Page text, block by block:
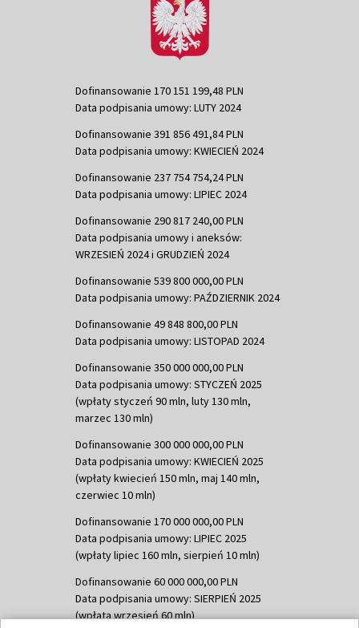
Dofinansowanie 170 151 199,48 PLN
Data podpisania umowy: LUTY 2024
Dofinansowanie 391 856 491,84 PLN
Data podpisania umowy: KWIECIEŃ 2024
Dofinansowanie 237 754 754,24 PLN
Data podpisania umowy: LIPIEC 2024
Dofinansowanie 290 817 240,00 PLN
Data podpisania umowy i aneksów:
WRZESIEŃ 2024 i GRUDZIEŃ 2024
Dofinansowanie 539 800 000,00 PLN
Data podpisania umowy: PAŹDZIERNIK 2024
Dofinansowanie 49 848 800,00 PLN
Data podpisania umowy: LISTOPAD 2024
Dofinansowanie 350 000 000,00 PLN
Data podpisania umowy: STYCZEŃ 2025
(wpłaty styczeń 90 mln, luty 130 mln,
marzec 130 mln)
Dofinansowanie 300 000 000,00 PLN
Data podpisania umowy: KWIECIEŃ 2025
(wpłaty kwiecień 150 mln, maj 140 mln,
czerwiec 10 mln)
Dofinansowanie 170 000 000,00 PLN
Data podpisania umowy: LIPIEC 2025
(wpłaty lipiec 160 mln, sierpień 10 mln)
Dofinansowanie 60 000 000,00 PLN
Data podpisania umowy: SIERPIEŃ 2025
(wpłata wrzesień 60 mln)